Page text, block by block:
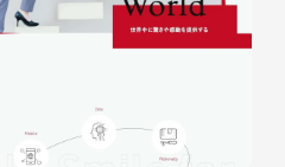
ング
ング
告